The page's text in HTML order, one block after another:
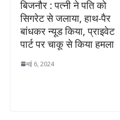
बिजनौर : पत्नी ने पति को
सिगरेट से जलाया, हाथ-पैर
बांधकर न्यूड किया, प्राइवेट
पार्ट पर चाकू से किया हमला
मई 6, 2024